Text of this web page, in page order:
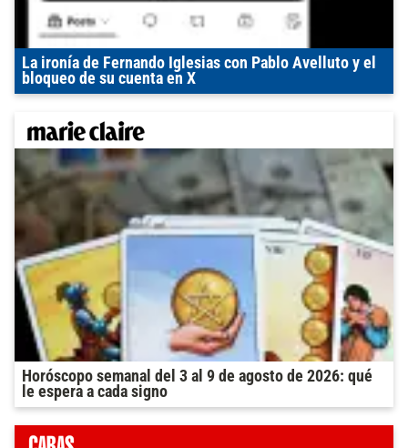
La ironía de Fernando Iglesias con Pablo Avelluto y el
bloqueo de su cuenta en X
Horóscopo semanal del 3 al 9 de agosto de 2026: qué
le espera a cada signo